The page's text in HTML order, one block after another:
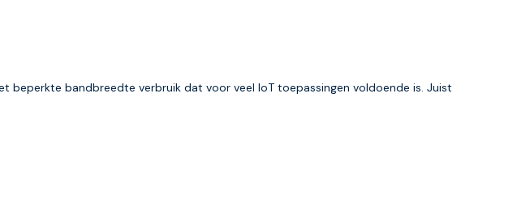
beperkte bandbreedte verbruik dat voor veel IoT toepassingen voldoende is. Juist